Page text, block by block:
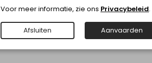
Voor meer informatie, zie ons Privacybeleid.
Afsluiten Aanvaarden